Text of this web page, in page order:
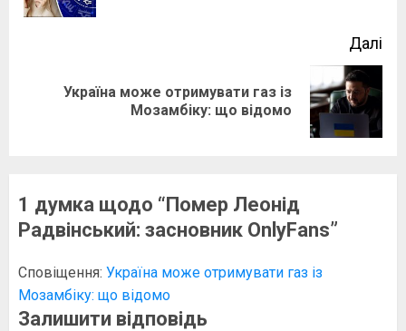
Далі
Наступний
Україна може отримувати газ із
Мозамбіку: що відомо
1 думка щодо “Помер Леонід
Радвінський: засновник OnlyFans”
Сповіщення: Україна може отримувати газ із
Мозамбіку: що відомо
Залишити відповідь